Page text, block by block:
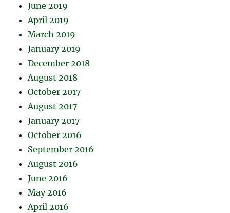
June 2019
April 2019
March 2019
January 2019
December 2018
August 2018
October 2017
August 2017
January 2017
October 2016
September 2016
August 2016
June 2016
May 2016
April 2016